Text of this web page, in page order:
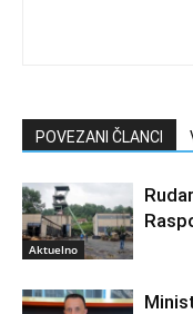
POVEZANI ČLANCI
Aktuelno